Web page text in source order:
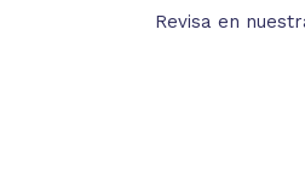
Revisa en